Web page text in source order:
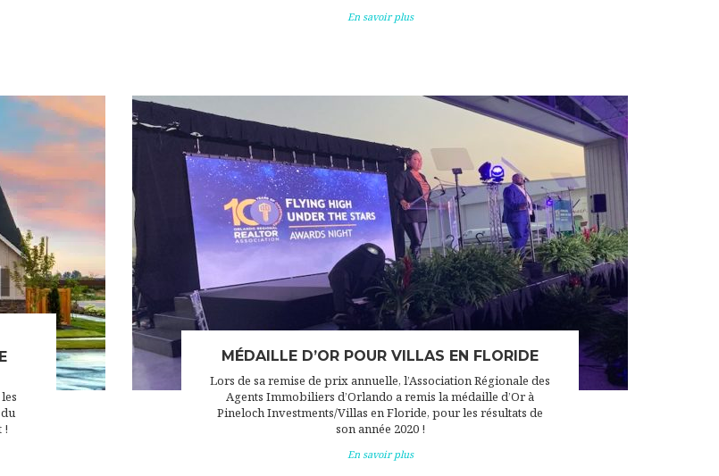
En savoir plus
!
MÉDAILLE D’OR POUR VILLAS EN FLORIDE
Lors de sa remise de prix annuelle, l’Association Régionale des
Agents Immobiliers d’Orlando a remis la médaille d’Or à
Pineloch Investments/Villas en Floride, pour les résultats de
son année 2020 !
En savoir plus